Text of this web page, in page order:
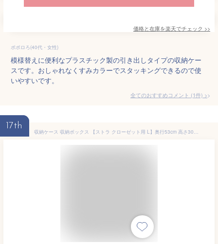
価格と在庫を楽天でチェック >>
ポポロろ(40代・女性)
模様替えに便利なプラスチック製の引き出しタイプの収納ケー
スです。おしゃれなくすみカラーでスタッキングできるので使
いやすいです。
全てのおすすめコメント (1件) >
17th
収納ケース 収納ボックス 【ストラ クローゼット用 L】奥行53cm 高さ30cm 引出しケース チェスト 積み重ね 衣装ケース 収納ケース 洋服収納スタッキング ホワイト グレージュ アイボリー クリア 中が透けない 引き出し プラスチック JEJアステージ